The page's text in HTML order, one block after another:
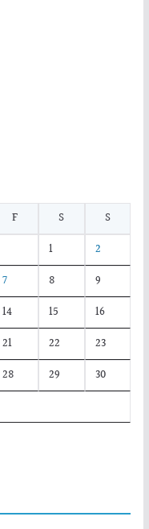
F S
S
1
2
7 8
9
14 15
16
21 22
23
28 29
30